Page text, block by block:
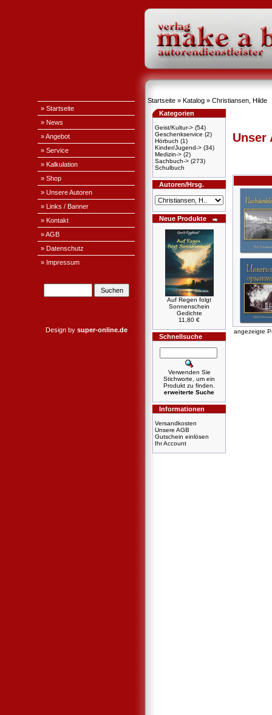
» Startseite
» News
» Angebot
» Service
» Kalkulation
» Shop
» Unsere Autoren
» Links / Banner
» Kontakt
» AGB
» Datenschutz
» Impressum
Design by super-online.de
Startseite » Katalog » Christiansen, Hilde
Kategorien
Geist/Kultur-> (54)
Geschenkservice (2)
Hörbuch (1)
Kinder/Jugend-> (34)
Medizin-> (2)
Sachbuch-> (273)
Schulbuch
Autoren/Hrsg.
Neue Produkte
Auf Regen folgt
Sonnenschein
Gedichte
11,80 €
Schnellsuche
Verwenden Sie
Stichworte, um ein
Produkt zu finden.
erweiterte Suche
Informationen
Versandkosten
Unsere AGB
Gutschein einlösen
Ihr Account
Unser
angezeigte